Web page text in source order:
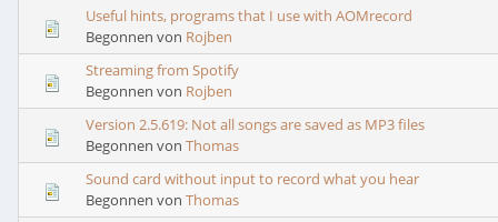
Useful hints, programs that I use with AOMrecord
Begonnen von Rojben
Streaming from Spotify
Begonnen von Rojben
Version 2.5.619: Not all songs are saved as MP3 files
Begonnen von Thomas
Sound card without input to record what you hear
Begonnen von Thomas